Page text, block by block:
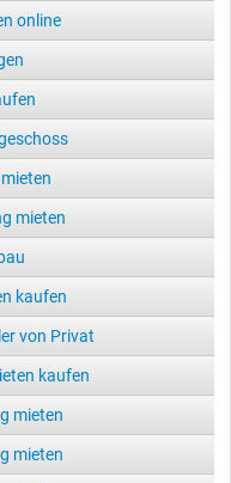
online
mieten
kaufen
von Privat
kaufen
mieten
mieten